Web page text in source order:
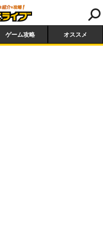
ゲーム攻略 オススメ